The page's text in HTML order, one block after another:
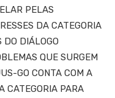
PELAS
DA CATEGORIA
DO DIÁLOGO
QUE SURGEM
GO CONTA COM A
CATEGORIA PARA